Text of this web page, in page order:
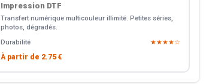
Impression DTF
Transfert numérique multicouleur illimité. Petites séries,
photos, dégradés.
Durabilité
★★★★☆
À partir de 2.75 €